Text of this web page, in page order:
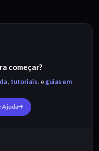
começar?
, tutoriais, eguias em
Ajuda